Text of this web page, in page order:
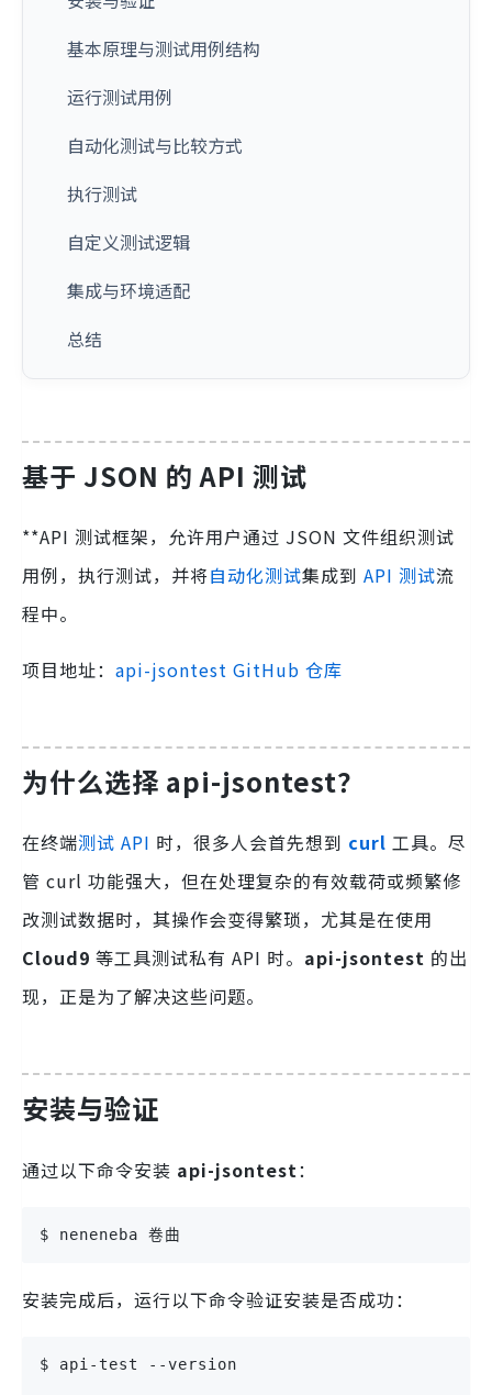
基本原理与测试用例结构
运行测试用例
自动化测试与比较方式
执行测试
自定义测试逻辑
集成与环境适配
总结
基于 JSON 的 API 测试
**API 测试框架，允许用户通过 JSON 文件组织测试
用例，执行测试，并将自动化测试集成到 API 测试流
程中。
项目地址： api-jsontest GitHub 仓库
为什么选择 api-jsontest？
在终端测试 API 时，很多人会首先想到 curl 工具。尽
管 curl 功能强大，但在处理复杂的有效载荷或频繁修
改测试数据时，其操作会变得繁琐，尤其是在使用
Cloud9 等工具测试私有 API 时。 api-jsontest 的出
现，正是为了解决这些问题。
安装与验证
通过以下命令安装 api-jsontest：
$ neneneba 卷曲
安装完成后，运行以下命令验证安装是否成功：
$ api-test --version